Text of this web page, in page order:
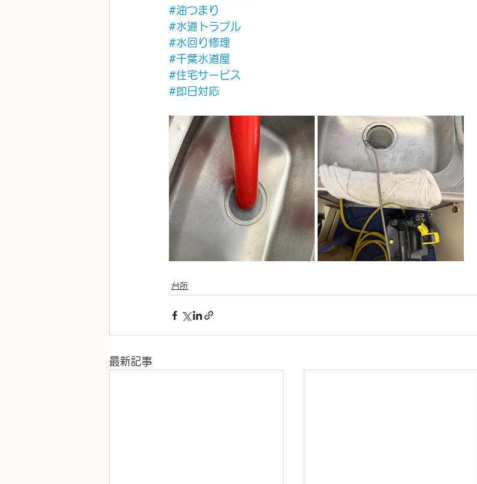
#油つまり
#水道トラブル
#水回り修理
#千葉水道屋
#住宅サービス
#即日対応
台所
最新記事